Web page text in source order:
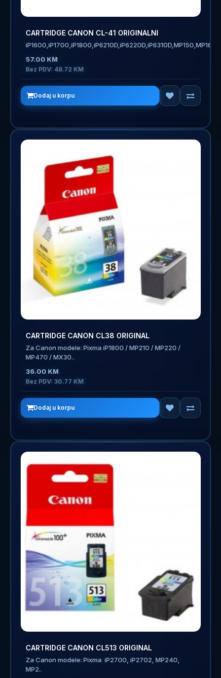
CARTRIDGE CANON CL-41 ORIGINALNI
57.00 KM
Bez PDV: 48.72 KM
Dodaj u korpu
CARTRIDGE CANON CL38 ORIGINAL
Za Canon modele: Pixma iP1800 / MP210 / MP220 /
MP470 / MX30..
36.00 KM
Bez PDV: 30.77 KM
Dodaj u korpu
CARTRIDGE CANON CL513 ORIGINAL
Za Canon modele: Pixma iP2700, iP2702, MP240,
MP2..